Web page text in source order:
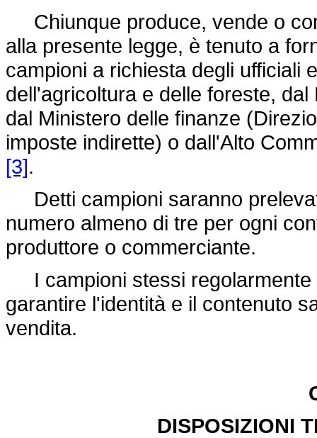
Chiunque produce, vende o
alla presente legge, è tenuto a
campioni a richiesta degli ufficiali
dell'agricoltura e delle foreste,
dal Ministero delle finanze
imposte indirette) o dall'Alto
[3].
Detti campioni saranno
numero almeno di tre per ogni
produttore o commerciante.
I campioni stessi regolarmente
garantire l'identità e il contenuto
vendita.
DISPOSIZIONI